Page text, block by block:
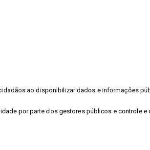
ao disponibilizar dados e informações
por parte dos gestores públicos e controle